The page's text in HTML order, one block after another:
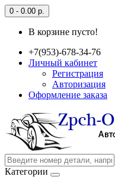
0 - 0.00 р.
В корзине пусто!
+7(953)-678-34-76
Личный кабинет
Регистрация
Авторизация
Оформление заказа
Категории